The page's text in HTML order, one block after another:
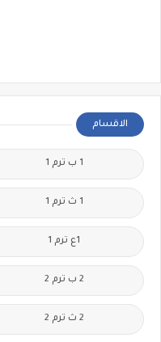
الاقسام
1 ب ترم 1
1 ث ترم 1
1ع ترم 1
2 ب ترم 2
2 ث ترم 2